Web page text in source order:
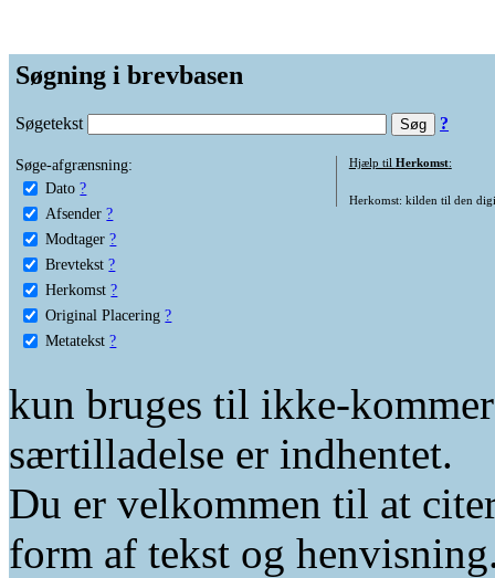
Søgning i brevbasen
Søgetekst ?
Søge-afgrænsning:
Dato ?
Afsender ?
Modtager ?
Brevtekst ?
Herkomst ?
Original Placering ?
Metatekst ?
Hjælp til Herkomst:
Herkomst: kilden til den
kun bruges til ikke-
særtilladelse er indhentet.
Du er velkommen til at
form af tekst og